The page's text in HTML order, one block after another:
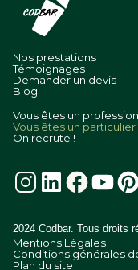
Nos prestations
Témoignages
Demander un devis
Blog
Vous êtes un
Vous êtes un particulier
On recrute !
2024 Codbar. Tous droits
Mentions Légales
Conditions générales
Plan du site